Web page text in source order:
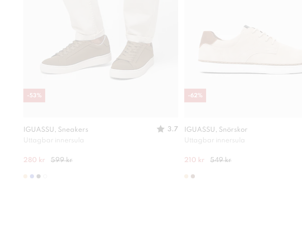
IGUASSU, Sneakers
3.7
Uttagbar innersula
280 kr 599 kr
-53%
IGUASSU, Snörskor
Uttagbar innersula
210 kr 549 kr
-62%